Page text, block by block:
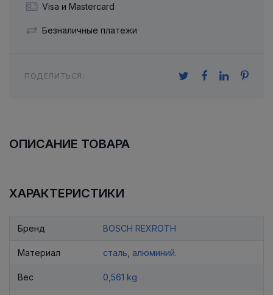
Visa и Mastercard
Безналичные платежи
ПОДЕЛИТЬСЯ:
ОПИСАНИЕ ТОВАРА
ХАРАКТЕРИСТИКИ
Бренд BOSCH REXROTH
Материал сталь, алюминий.
Вес 0,561 kg